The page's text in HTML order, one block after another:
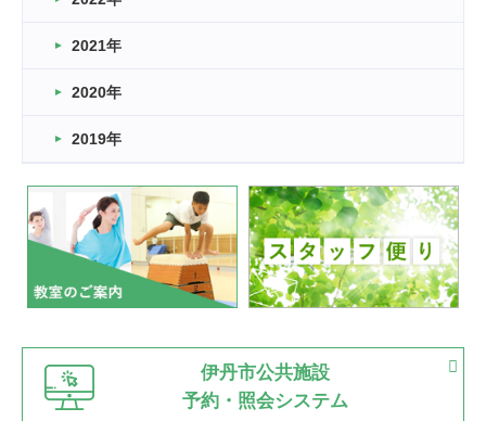
緑ケ丘体育館
2022.11.03
緑ケ丘体育館
いたっぼーる大会☆彡
緑ケ丘体育館
2022.07.03
市内総合体育大会が開始
緑ケ丘体育館 猪名川運動広場
古池運動広場
2022.06.12
県知事杯争奪バレーボール大会が開催
緑ケ丘体育館
2021年
2020年
2019年
伊丹市公共施設
予約・照会システム